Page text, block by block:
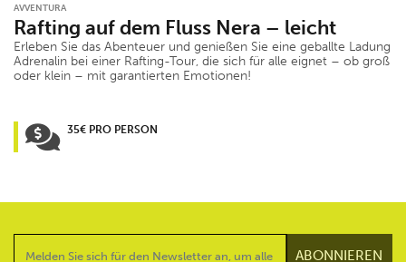
AVVENTURA
Rafting auf dem Fluss Nera – leicht
Erleben Sie das Abenteuer und genießen Sie eine geballte Ladung
Adrenalin bei einer Rafting-Tour, die sich für alle eignet – ob groß
oder klein – mit garantierten Emotionen!
35€ PRO PERSON